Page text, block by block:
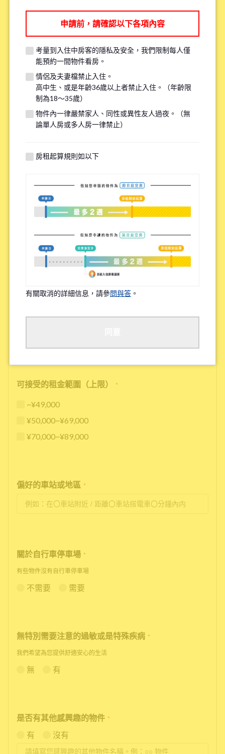
根據您的需求，我們可能會推薦您其
他更適合的物件。
考量現有住戶的安全與隱私，每人原則上僅限參觀一間物件。
若您的需求與其他物件匹配，我們將在看房前線上諮詢時提供
額外選項，請填寫下方資訊以供參考。
上學或上班的便利性
周邊環境
語言環境
Share House內的頻繁互動程度
物件設備的新舊程度
可接受的租金範圍（上限） *
~¥49,000
¥50,000~¥69,000
¥70,000~¥89,000
偏好的車站或地區 *
關於自行車停車場 *
有些物件沒有自行車停車場
不需要 需要
無特別需要注意的過敏或是特殊疾病 *
我們希望為您提供舒適安心的生活
無 有
是否有其他感興趣的物件 *
有 沒有
申請前，請確認以下各項內容
考量到入住中房客的隱私及安全，我們限制每人僅
能預約一間物件看房。
情侶及夫妻檔禁止入住。
高中生、或是年齡36歲以上者禁止入住。（年齡限
制為18～35歲）
物件內一律嚴禁家人、同性或異性友人過夜。（無
論單人房或多人房一律禁止）
房租起算規則如以下
有關取消的詳細信息，請參問與答 。